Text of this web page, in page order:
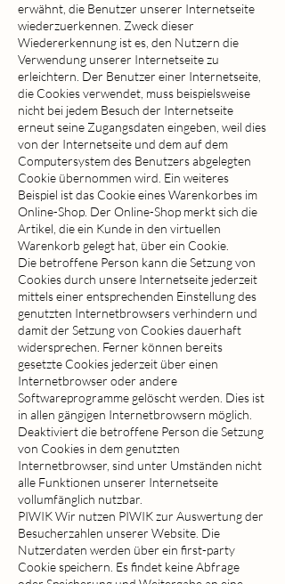
erwähnt, die Benutzer unserer Internetseite
wiederzuerkennen. Zweck dieser
Wiedererkennung ist es, den Nutzern die
Verwendung unserer Internetseite zu
erleichtern. Der Benutzer einer Internetseite,
die Cookies verwendet, muss beispielsweise
nicht bei jedem Besuch der Internetseite
erneut seine Zugangsdaten eingeben, weil dies
von der Internetseite und dem auf dem
Computersystem des Benutzers abgelegten
Cookie übernommen wird. Ein weiteres
Beispiel ist das Cookie eines Warenkorbes im
Online-Shop. Der Online-Shop merkt sich die
Artikel, die ein Kunde in den virtuellen
Warenkorb gelegt hat, über ein Cookie.
Die betroffene Person kann die Setzung von
Cookies durch unsere Internetseite jederzeit
mittels einer entsprechenden Einstellung des
genutzten Internetbrowsers verhindern und
damit der Setzung von Cookies dauerhaft
widersprechen. Ferner können bereits
gesetzte Cookies jederzeit über einen
Internetbrowser oder andere
Softwareprogramme gelöscht werden. Dies ist
in allen gängigen Internetbrowsern möglich.
Deaktiviert die betroffene Person die Setzung
von Cookies in dem genutzten
Internetbrowser, sind unter Umständen nicht
alle Funktionen unserer Internetseite
vollumfänglich nutzbar.
PIWIK Wir nutzen PIWIK zur Auswertung der
Besucherzahlen unserer Website. Die
Nutzerdaten werden über ein first-party
Cookie speichern. Es findet keine Abfrage